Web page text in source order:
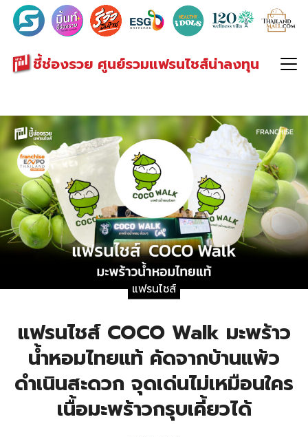
ชี้ช่องรวย ศูนย์รวมแฟรนไชส์น่าลงทุน
Search
for:
แฟรนไชส์
แฟรนไชส์ COCO Walk มะพร้าว
น้ำหอมไทยแท้ คัดจากบ้านแพ้ว
ดำเนินสะดวก จุดเด่นไม่เหมือนใคร
เนื้อมะพร้าวกรุบเคี้ยวได้